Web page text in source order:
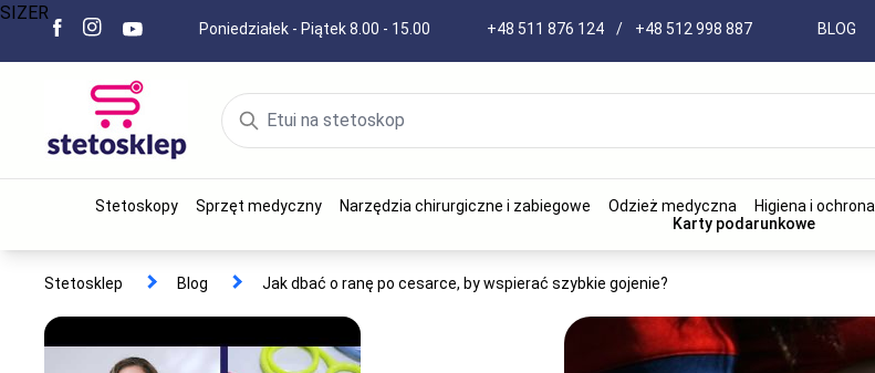
Poniedziałek - Piątek 8.00 - 15.00 +48 511 876 124 / +48 512 998 887 BLOG
Stetoskopy Sprzęt medyczny Narzędzia chirurgiczne i zabiegowe Odzież medyczna Higiena i ochrona
Karty podarunkowe
Stetosklep Blog Jak dbać o ranę po cesarce, by wspierać szybkie gojenie?
SIZER